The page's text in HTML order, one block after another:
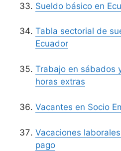
Sueldo básico en
Tabla sectorial de
Ecuador
Trabajo en sábados
horas extras
Vacantes en Socio
Vacaciones
pago